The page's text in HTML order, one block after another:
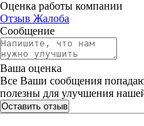
Оценка работы компании
Отзыв Жалоба
Сообщение
Ваша оценка
Все Ваши сообщения
полезны для улучшения
Оставить отзыв